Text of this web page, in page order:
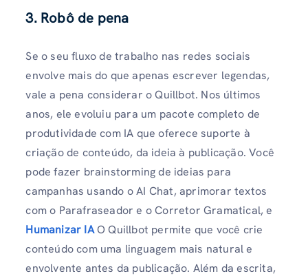
3. Robô de pena
Se o seu fluxo de trabalho nas redes sociais
envolve mais do que apenas escrever legendas,
vale a pena considerar o Quillbot. Nos últimos
anos, ele evoluiu para um pacote completo de
produtividade com IA que oferece suporte à
criação de conteúdo, da ideia à publicação. Você
pode fazer brainstorming de ideias para
campanhas usando o AI Chat, aprimorar textos
com o Parafraseador e o Corretor Gramatical, e
Humanizar IAO Quillbot permite que você crie
conteúdo com uma linguagem mais natural e
envolvente antes da publicação. Além da escrita,